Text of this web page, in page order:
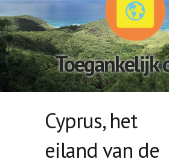
Toegankelijk
Cyprus, het
eiland van de